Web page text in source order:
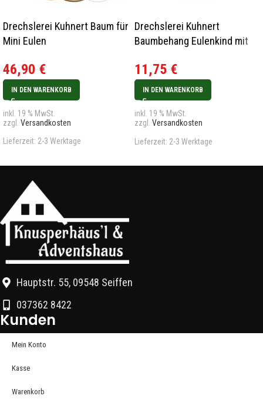
Drechslerei Kuhnert Baum für
Mini Eulen
46,90 €
IN DEN WARENKORB
inkl. 19 % MwSt.
zzgl. Versandkosten
Lieferzeit: 2-3 Werktage
Drechslerei Kuhnert
Baumbehang Eulenkind mit
11,75 €
IN DEN WARENKORB
inkl. 19 % MwSt.
zzgl. Versandkosten
Lieferzeit: 2-3 Werktage
Hauptstr. 55, 09548 Seiffen
037362 8422
Kunden
Mein Konto
Kasse
Warenkorb